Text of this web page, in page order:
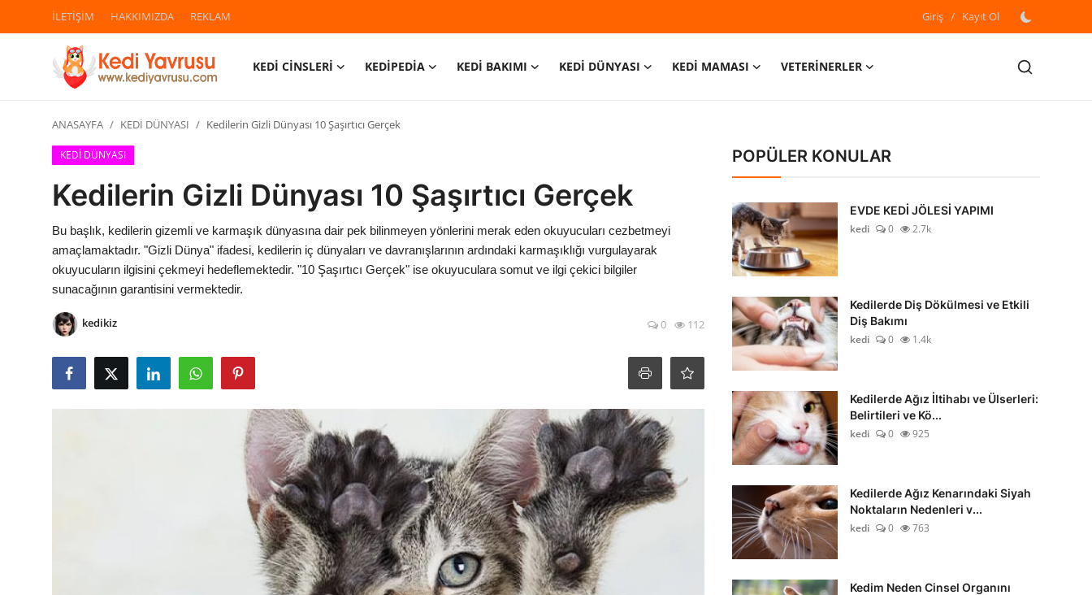
İLETİŞİM HAKKIMIZDA REKLAM Giriş / Kayıt Ol
KEDİ CİNSLERİ KEDİPEDİA KEDİ BAKIMI KEDİ DÜNYASI KEDİ MAMASI
VETERİNERLER
Giriş
KEDİ CİNSLERİ
KEDİPEDİA
KEDİ BAKIMI
KEDİ DÜNYASI
ANASAYFA KEDİ DÜNYASI Kedilerin Gizli Dünyası 10 Şaşırtıcı Gerçek
KEDİ DÜNYASI
Kedilerin Gizli Dünyası 10 Şaşırtıcı Gerçek
Bu başlık, kedilerin gizemli ve karmaşık dünyasına dair pek bilinmeyen yönlerini merak eden okuyucuları cezbetmeyi
amaçlamaktadır. "Gizli Dünya" ifadesi, kedilerin iç dünyaları ve davranışlarının ardındaki karmaşıklığı vurgulayarak
okuyucuların ilgisini çekmeyi hedeflemektedir. "10 Şaşırtıcı Gerçek" ise okuyuculara somut ve ilgi çekici bilgiler
sunacağının garantisini vermektedir.
kedikiz 0 112
POPÜLER KONULAR
EVDE KEDİ JÖLESİ YAPIMI
kedi
0 2.7k
Kedilerde Diş Dökülmesi ve Etkili
Diş Bakımı
kedi
0 1.4k
Kedilerde Ağız İltihabı ve Ülserleri:
Belirtileri ve Kö...
kedi
0 925
Kedilerde Ağız Kenarındaki Siyah
Noktaların Nedenleri v...
kedi
0 763
Kedim Neden Cinsel Organını